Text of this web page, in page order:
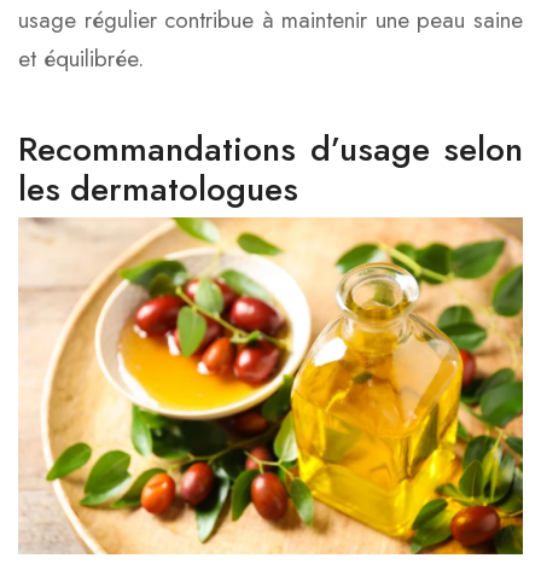
usage régulier contribue à maintenir une peau saine
et équilibrée.
Recommandations d’usage selon
les dermatologues